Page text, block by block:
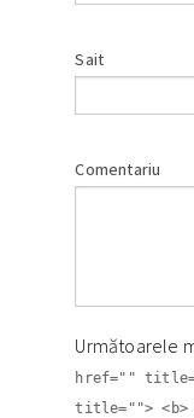
Sait
Comentariu
Următoarele
href=""
title=""> <b>